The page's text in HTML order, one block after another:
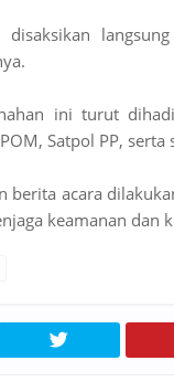
disaksikan
ini turut
Satpol PP,
berita acara
keamanan dan